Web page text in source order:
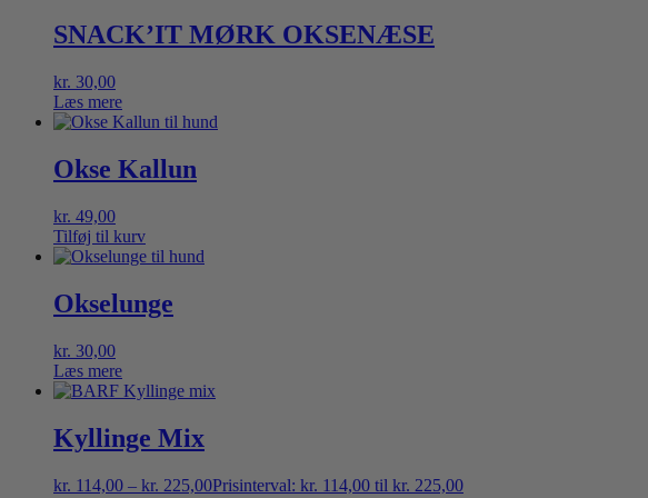
SNACK’IT MØRK OKSENÆSE
kr. 30,00
Læs mere
Okse Kallun
kr. 49,00
Tilføj til kurv
Okselunge
kr. 30,00
Læs mere
Kyllinge Mix
kr. 114,00 – kr. 225,00Prisinterval: kr. 114,00 til kr. 225,00